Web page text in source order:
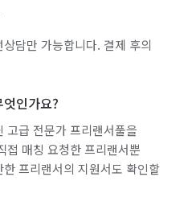
담만 가능합니다. 결제 후의
인가요?
고급 전문가 프리랜서풀을
접 매칭 요청한 프리랜서뿐
프리랜서의 지원서도 확인할